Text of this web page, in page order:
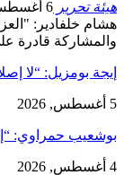
هيئة تحرير 6 أغسطس, 2026
هشام خلفادير:
والمشاركة قادرة
إيجة بومزيل: “لا
5 أغسطس, 2026
بوشعيب حمراوي:
4 أغسطس, 2026